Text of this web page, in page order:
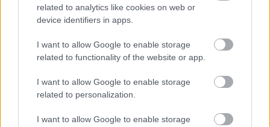
related to analytics like cookies on web or
device identifiers in apps.
I want to allow Google to enable storage
related to functionality of the website or app.
I want to allow Google to enable storage
related to personalization.
I want to allow Google to enable storage
αυξάνονταισημαντικά.